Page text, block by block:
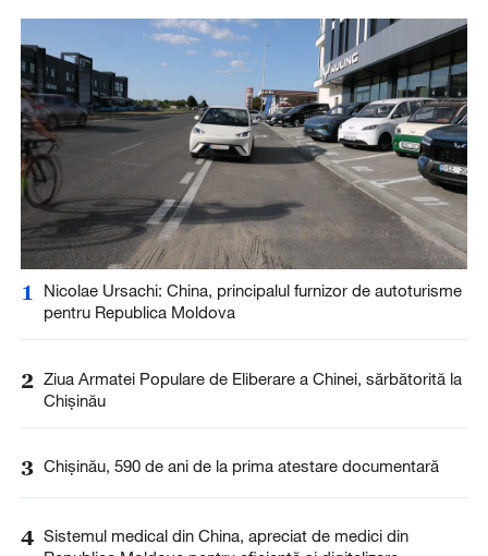
1
Nicolae Ursachi: China, principalul furnizor de autoturisme
pentru Republica Moldova
2 Ziua Armatei Populare de Eliberare a Chinei, sărbătorită la
Chișinău
3 Chișinău, 590 de ani de la prima atestare documentară
4 Sistemul medical din China, apreciat de medici din